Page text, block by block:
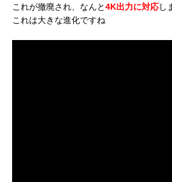
これが撤廃され、なんと4K出力に対応し
これは大きな進化ですね